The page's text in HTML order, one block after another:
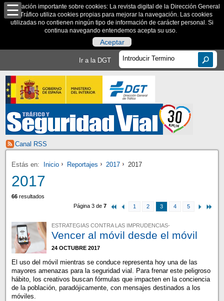
Información importante sobre cookies: La revista digital de la Dirección General
de Tráfico utiliza cookies propias para mejorar la navegación. Las cookies
utilizadas no contienen ningún tipo de información de carácter personal. Si
continua navegando entendemos acepta su uso.
Aceptar
Ir a la DGT
Canal RSS
Estás en: Inicio Reportajes 2017 2017
2017
66resultados
Página 3 de7 1 2 3 4 5
ESTRATEGIAS CONTRA LAS IMPRUDENCIAS-
Vencer al móvil desde el móvil
24 OCTUBRE 2017
El uso del móvil mientras se conduce representa hoy una de las
mayores amenazas para la seguridad vial. Para frenar este peligroso
hábito, los creativos buscan fórmulas que impacten en la conciencia
de la población, paradójicamente, con mensajes destinados a los
móviles.